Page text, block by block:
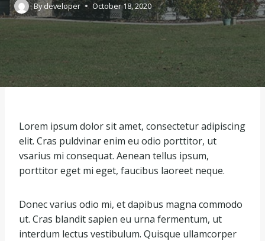
By developer October 18, 2020
Lorem ipsum dolor sit amet, consectetur adipiscing
elit. Cras puldvinar enim eu odio porttitor, ut
vsarius mi consequat. Aenean tellus ipsum,
porttitor eget mi eget, faucibus laoreet neque.
Donec varius odio mi, et dapibus magna commodo
ut. Cras blandit sapien eu urna fermentum, ut
interdum lectus vestibulum. Quisque ullamcorper